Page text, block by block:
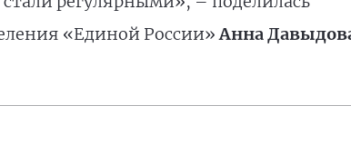
«Единой России»Анна